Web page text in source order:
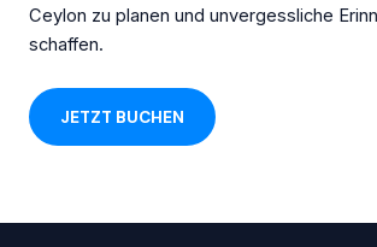
Ceylon zu planen und unvergessliche
schaffen.
JETZT BUCHEN